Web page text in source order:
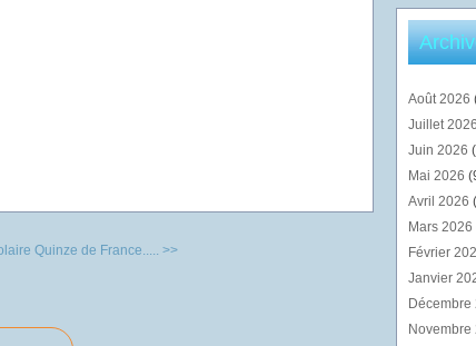
Quinze de France..... >>
Août 2026
Juillet 2026
Juin 2026
Mai 2026
Avril 2026
Mars 2026
Février
Janvier
Décembre
Novembre